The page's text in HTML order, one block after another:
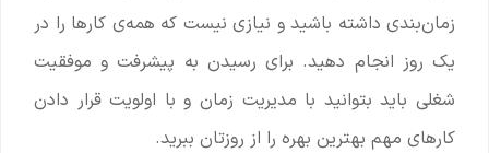
زمان‌بندی داشته باشید و نیازی نیست که همه‌ی کارها را در
یک روز انجام دهید. برای رسیدن به پیشرفت و موفقیت
شغلی باید بتوانید با مدیریت زمان و با اولویت قرار دادن
کارهای مهم بهترین بهره را از روزتان ببرید.